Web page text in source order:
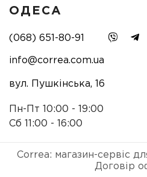
ОДЕСА
(068) 651-80-91
info@correa.com.ua
вул. Пушкінська, 16
Пн-Пт 10:00 - 19:00
Сб 11:00 - 16:00
Correa: магазин-сервіс
Договір